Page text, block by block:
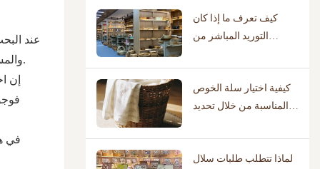
عند
والمساهمة في نمو مشروعك. في البداية، يهتم معظم العملاء بالسعر فقط، ولكن بعد ذلك يدركون أن الاستقرار والتواصل والجودة أهم بكثير.
إن
في
كيف تعرف ما إذا كان
التوريد المباشر من
كيفية اختيار سلة الخوص
المناسبة من خلال تحديد
لماذا تتطلب طلبات سلال